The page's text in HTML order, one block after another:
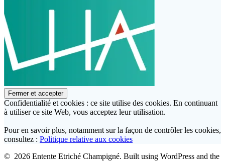
Confidentialité et cookies : ce site utilise des cookies. En continuant
à utiliser ce site Web, vous acceptez leur utilisation.
Pour en savoir plus, notamment sur la façon de contrôler les cookies,
consultez : Politique relative aux cookies
© 2026 Entente Etriché Champigné. Built using WordPress and the